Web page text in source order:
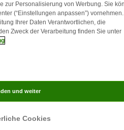
zur Personalisierung von Werbung. Sie
(“Einstellungen anpassen”) vornehmen.
Ihrer Daten Verantwortlichen, die
Zweck der Verarbeitung finden Sie unter
Cookies
und weiter